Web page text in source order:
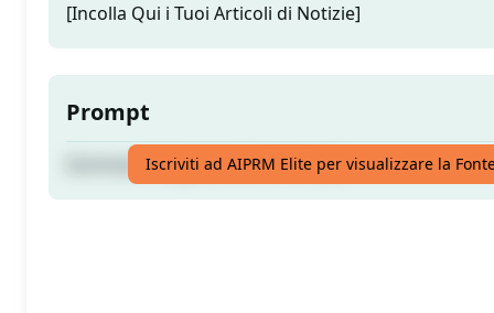
[Incolla Qui i Tuoi Articoli di Notizie]
Prompt
Sommario degli Articoli di Notizie
Iscriviti ad AIPRM Elite per visualizzare la